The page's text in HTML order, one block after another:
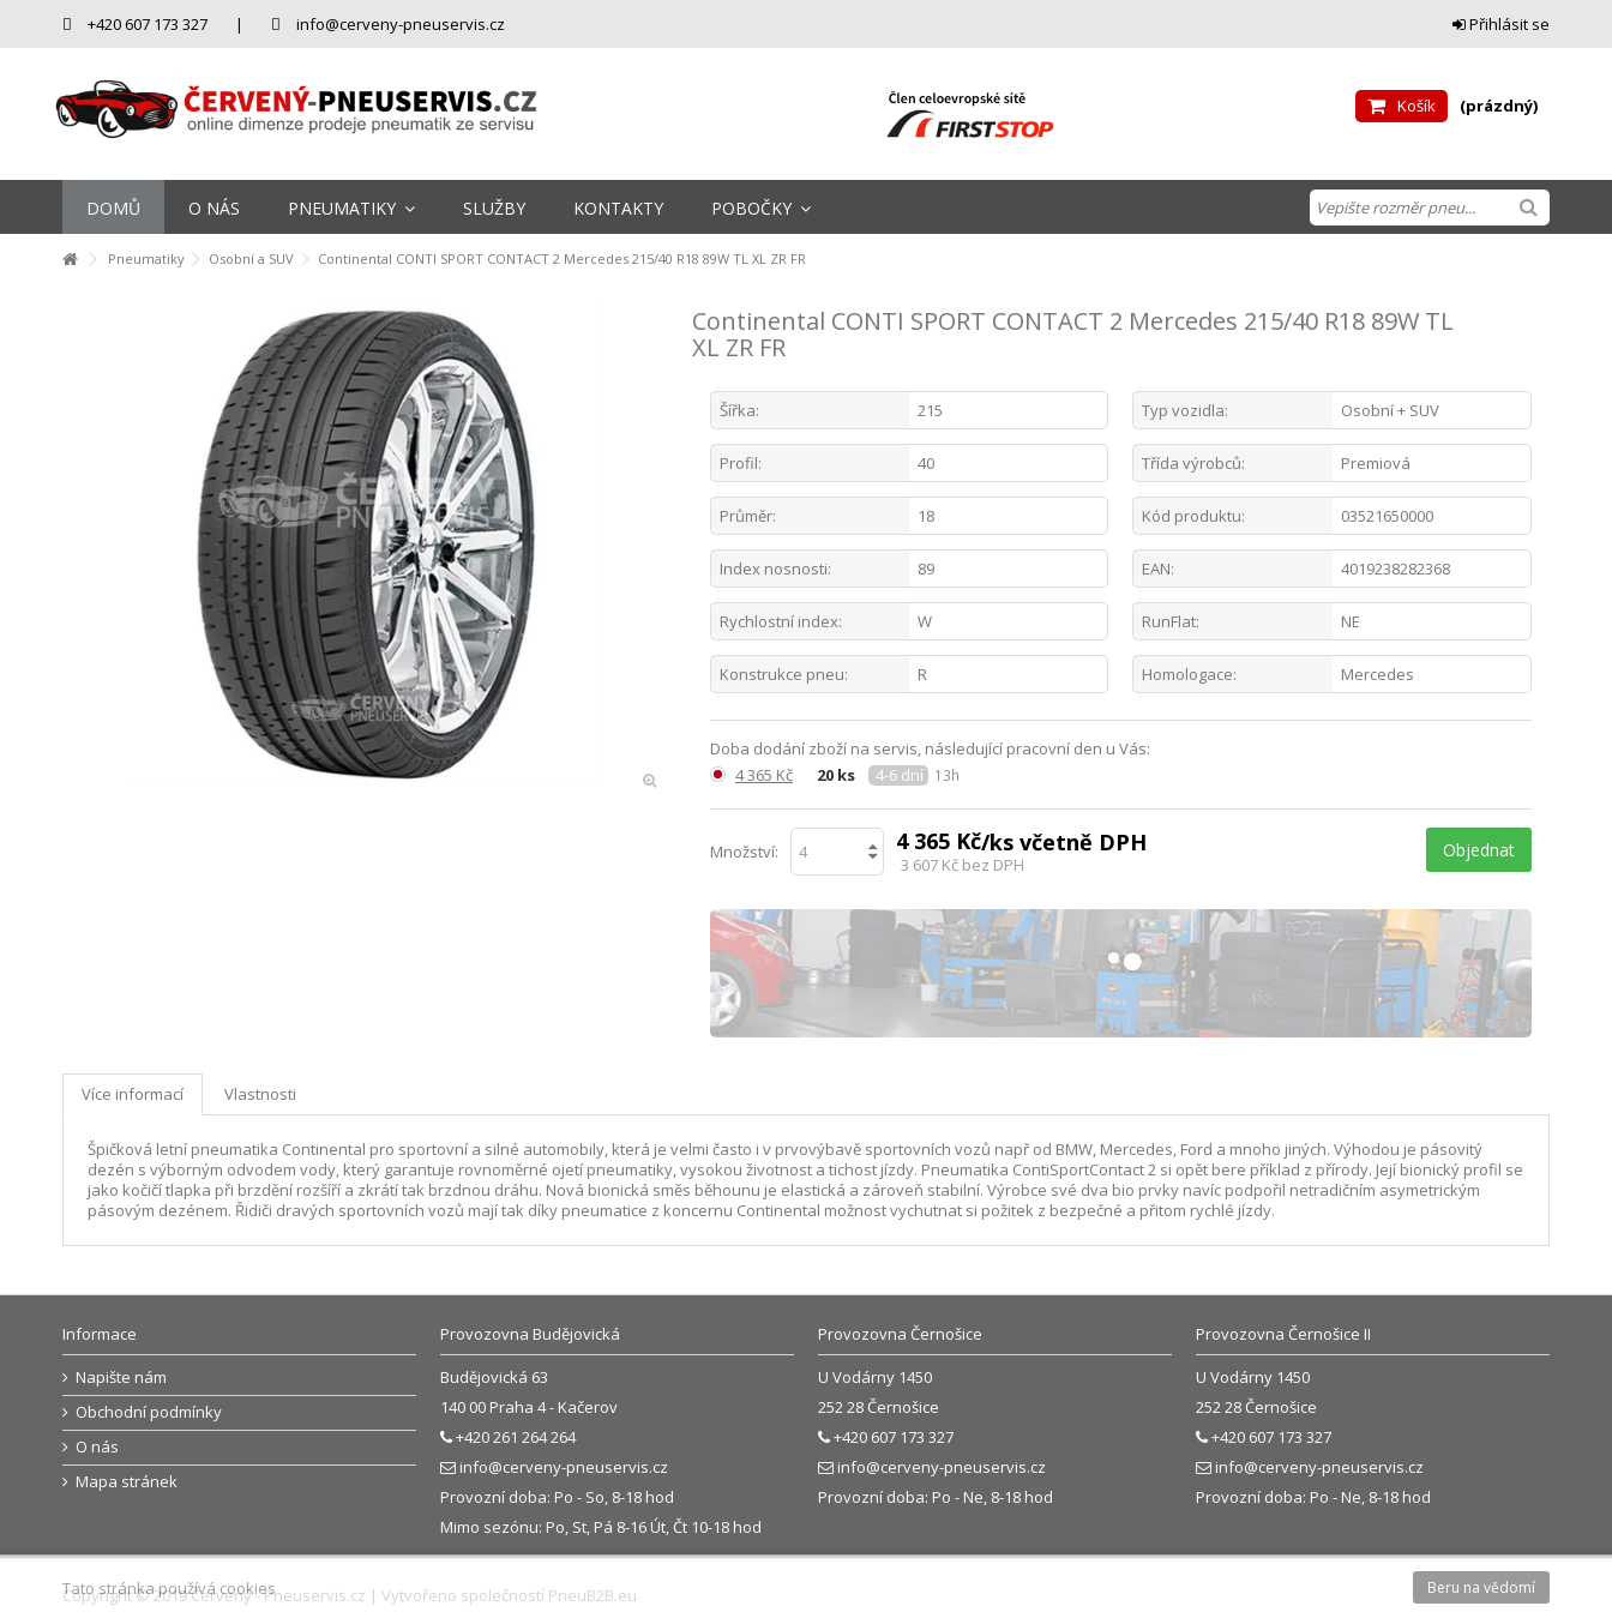
Přihlásit se
+420 607 173 327 | info@cerveny-pneuservis.cz
Košík (prázdný)
DOMŮ O NÁS PNEUMATIKY SLUŽBY KONTAKTY POBOČKY
Pneumatiky Osobní a SUV Continental CONTI SPORT CONTACT 2 Mercedes 215/40 R18 89W TL XL ZR FR
Continental CONTI SPORT CONTACT 2 Mercedes 215/40 R18 89W TL
XL ZR FR
Šířka: 215 Typ vozidla: Osobní + SUV
Profil: 40 Třída výrobců: Premiová
Průměr: 18 Kód produktu: 03521650000
Index nosnosti: 89 EAN: 4019238282368
Rychlostní index: W RunFlat: NE
Konstrukce pneu: R Homologace: Mercedes
Doba dodání zboží na servis, následující pracovní den u Vás:
4 365 Kč
20 ks 4-6 dní 13h
Objednat
Množství: 4 365 Kč/ks včetně DPH
3 607 Kč bez DPH
Více informací Vlastnosti
Špičková letní pneumatika Continental pro sportovní a silné automobily, která je velmi často i v prvovýbavě sportovních vozů např od BMW, Mercedes, Ford a mnoho jiných. Výhodou je pásovitý
dezén s výborným odvodem vody, který garantuje rovnoměrné ojetí pneumatiky, vysokou životnost a tichost jízdy. Pneumatika ContiSportContact 2 si opět bere příklad z přírody. Její bionický profil se
jako kočičí tlapka při brzdění rozšíří a zkrátí tak brzdnou dráhu. Nová bionická směs běhounu je elastická a zároveň stabilní. Výrobce své dva bio prvky navíc podpořil netradičním asymetrickým
pásovým dezénem. Řidiči dravých sportovních vozů mají tak díky pneumatice z koncernu Continental možnost vychutnat si požitek z bezpečné a přitom rychlé jízdy.
Informace
Napište nám
Obchodní podmínky
O nás
Mapa stránek
Provozovna Budějovická
Budějovická 63
140 00 Praha 4 - Kačerov
+420 261 264 264
info@cerveny-pneuservis.cz
Provozní doba: Po - So, 8-18 hod
Mimo sezónu: Po, St, Pá 8-16 Út, Čt 10-18 hod
Provozovna Černošice
U Vodárny 1450
252 28 Černošice
+420 607 173 327
info@cerveny-pneuservis.cz
Provozní doba: Po - Ne, 8-18 hod
Provozovna Černošice II
U Vodárny 1450
252 28 Černošice
+420 607 173 327
info@cerveny-pneuservis.cz
Provozní doba: Po - Ne, 8-18 hod
Copyright © 2019 Červený - Pneuservis.cz | Vytvořeno společností PneuB2B.eu Beru na vědomí
Tato stránka používá cookies